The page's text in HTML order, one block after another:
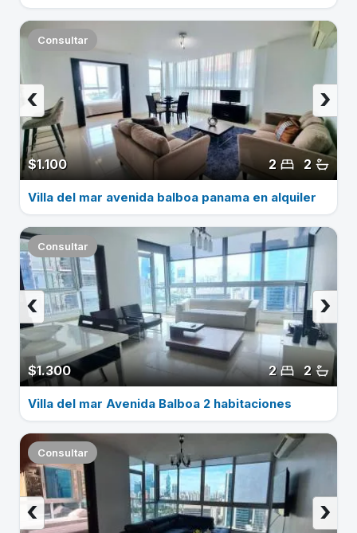
Consultar
$1.100 2
2
›
‹
Villa del mar avenida balboa panama en alquiler
Consultar
$1.300 2
2
›
‹
Villa del mar Avenida Balboa 2 habitaciones
Consultar
›
‹